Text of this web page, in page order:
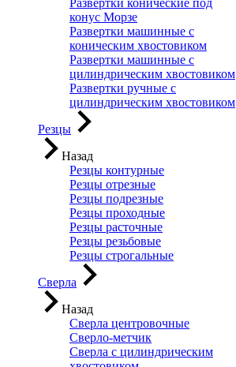
Развертки конические под
конус Морзе
Развертки машинные с
коническим хвостовиком
Развертки машинные с
цилиндрическим хвостовиком
Развертки ручные с
цилиндрическим хвостовиком
Резцы
Назад
Резцы контурные
Резцы отрезные
Резцы подрезные
Резцы проходные
Резцы расточные
Резцы резьбовые
Резцы строгальные
Сверла
Назад
Сверла центровочные
Сверло-метчик
Сверла с цилиндрическим